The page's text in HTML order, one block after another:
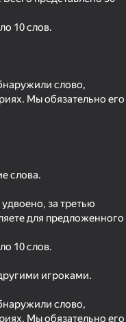
10 слов.
слово,
Мы обязательно его
слова.
за третью
для предложенного
10 слов.
игроками.
слово,
Мы обязательно его